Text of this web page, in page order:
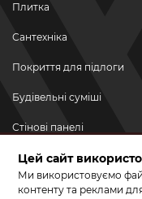
Плитка
Сантехніка
Покриття для підлоги
Будівельні суміші
Стінові панелі
Новинки
Акційні товари
Цей сайт
Ми використовуємо
контенту та реклами